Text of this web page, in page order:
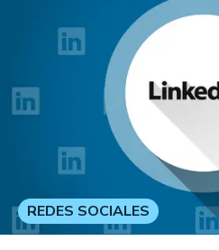
REDES SOCIALES